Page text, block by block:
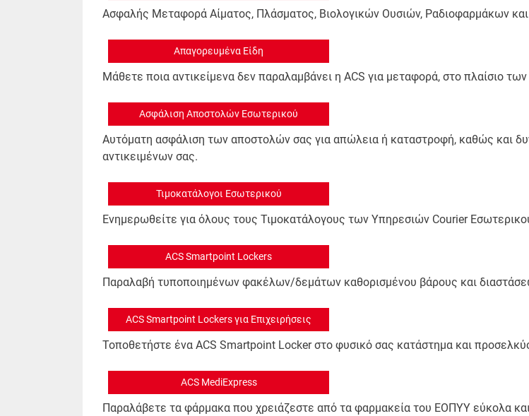
Ασφαλής Μεταφορά Αίματος, Πλάσματος, Βιολογικών Ουσιών, Ραδιοφαρμάκων
Απαγορευμένα Είδη
Μάθετε ποια αντικείμενα δεν παραλαμβάνει η ACS για μεταφορά, στο πλαίσιο
Ασφάλιση Αποστολών Εσωτερικού
Αυτόματη ασφάλιση των αποστολών σας για απώλεια ή καταστροφή, καθώς και
αντικειμένων σας.
Τιμοκατάλογοι Εσωτερικού
Ενημερωθείτε για όλους τους Τιμοκατάλογους των Υπηρεσιών Courier
ΑCS Smartpoint Lockers
Παραλαβή τυποποιημένων φακέλων/δεμάτων καθορισμένου βάρους και
ΑCS Smartpoint Lockers για Επιχειρήσεις
Τοποθετήστε ένα ACS Smartpoint Locker στο φυσικό σας κατάστημα και
ΑCS MediExpress
Παραλάβετε τα φάρμακα που χρειάζεστε από τα φαρμακεία του ΕΟΠΥΥ εύκολα